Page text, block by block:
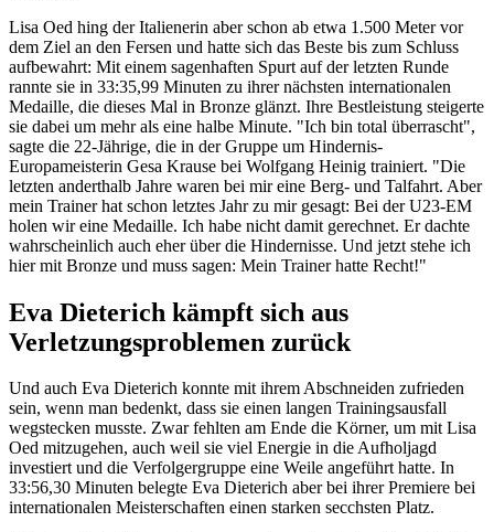
Lisa Oed hing der Italienerin aber schon ab etwa 1.500 Meter vor
dem Ziel an den Fersen und hatte sich das Beste bis zum Schluss
aufbewahrt: Mit einem sagenhaften Spurt auf der letzten Runde
rannte sie in 33:35,99 Minuten zu ihrer nächsten internationalen
Medaille, die dieses Mal in Bronze glänzt. Ihre Bestleistung steigerte
sie dabei um mehr als eine halbe Minute. "Ich bin total überrascht",
sagte die 22-Jährige, die in der Gruppe um Hindernis-
Europameisterin Gesa Krause bei Wolfgang Heinig trainiert. "Die
letzten anderthalb Jahre waren bei mir eine Berg- und Talfahrt. Aber
mein Trainer hat schon letztes Jahr zu mir gesagt: Bei der U23-EM
holen wir eine Medaille. Ich habe nicht damit gerechnet. Er dachte
wahrscheinlich auch eher über die Hindernisse. Und jetzt stehe ich
hier mit Bronze und muss sagen: Mein Trainer hatte Recht!"
Eva Dieterich kämpft sich aus
Verletzungsproblemen zurück
Und auch Eva Dieterich konnte mit ihrem Abschneiden zufrieden
sein, wenn man bedenkt, dass sie einen langen Trainingsausfall
wegstecken musste. Zwar fehlten am Ende die Körner, um mit Lisa
Oed mitzugehen, auch weil sie viel Energie in die Aufholjagd
investiert und die Verfolgergruppe eine Weile angeführt hatte. In
33:56,30 Minuten belegte Eva Dieterich aber bei ihrer Premiere bei
internationalen Meisterschaften einen starken secchsten Platz.